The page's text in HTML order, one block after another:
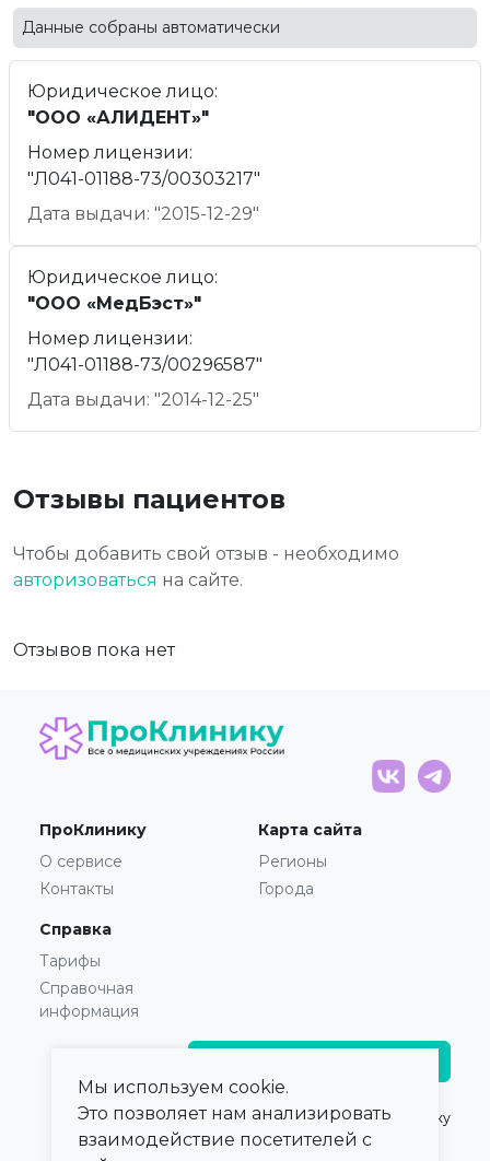
Данные собраны автоматически
Юридическое лицо:
"ООО «АЛИДЕНТ»"
Номер лицензии:
"Л041-01188-73/00303217"
Дата выдачи: "2015-12-29"
Юридическое лицо:
"ООО «МедБэст»"
Номер лицензии:
"Л041-01188-73/00296587"
Дата выдачи: "2014-12-25"
Отзывы пациентов
Чтобы добавить свой отзыв - необходимо
авторизоваться на сайте.
Отзывов пока нет
ПроКлинику
О сервисе
Контакты
Карта сайта
Регионы
Города
Справка
Тарифы
Справочная
информация
© 2021 — 2026,ПроКлинику
Мы используем cookie.
Это позволяет нам анализировать
взаимодействие посетителей с